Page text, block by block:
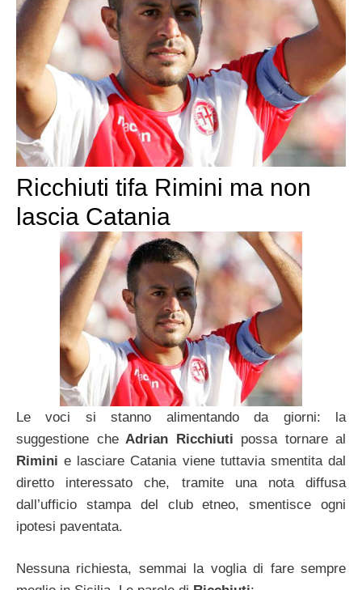
Ricchiuti tifa Rimini ma non
lascia Catania
Le voci si stanno alimentando da giorni: la
suggestione cheAdrian Ricchiuti possa tornare al
Rimini e lasciare Catania viene tuttavia smentita dal
diretto interessato che, tramite una nota diffusa
dall’ufficio stampa del club etneo, smentisce ogni
ipotesi paventata.
Nessuna richiesta, semmai la voglia di fare sempre